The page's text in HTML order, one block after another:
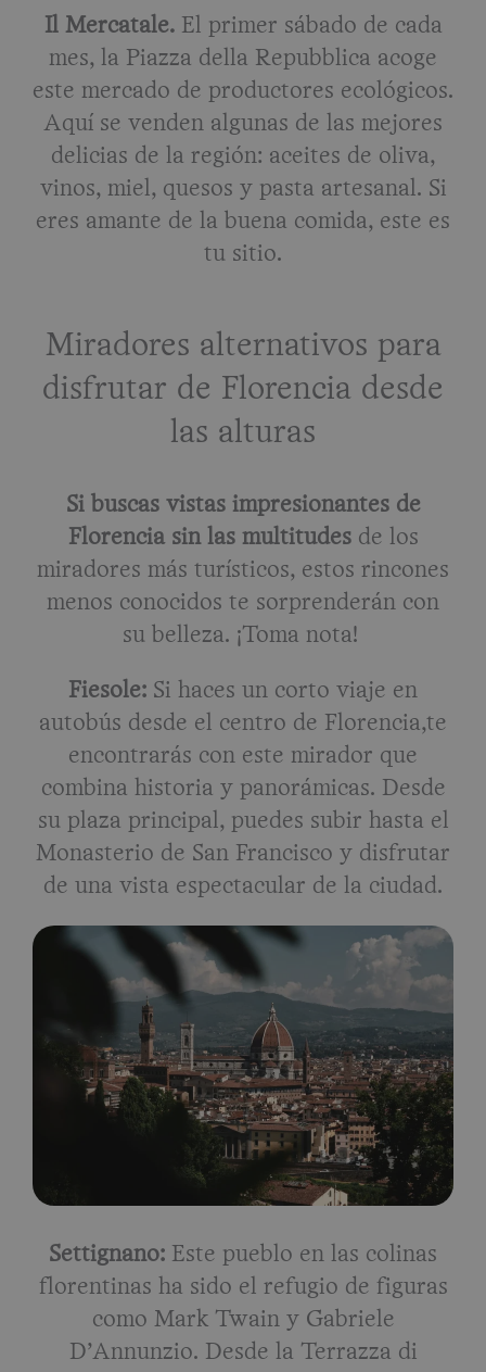
Il Mercatale. El primer sábado de cada
mes, la Piazza della Repubblica acoge
este mercado de productores ecológicos.
Aquí se venden algunas de las mejores
delicias de la región: aceites de oliva,
vinos, miel, quesos y pasta artesanal. Si
eres amante de la buena comida, este es
tu sitio.
Miradores alternativos para
disfrutar de Florencia desde
las alturas
Si buscas vistas impresionantes de
Florencia sin las multitudes de los
miradores más turísticos, estos rincones
menos conocidos te sorprenderán con
su belleza. ¡Toma nota!
Fiesole: Si haces un corto viaje en
autobús desde el centro de Florencia,te
encontrarás con este mirador que
combina historia y panorámicas. Desde
su plaza principal, puedes subir hasta el
Monasterio de San Francisco y disfrutar
de una vista espectacular de la ciudad.
Settignano: Este pueblo en las colinas
florentinas ha sido el refugio de figuras
como Mark Twain y Gabriele
D’Annunzio. Desde la Terrazza di